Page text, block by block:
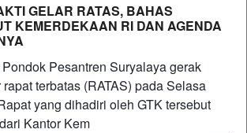
GELAR RATAS, BAHAS
KEMERDEKAAN RI DAN AGENDA
Pesantren Suryalaya gerak
terbatas (RATAS) pada Selasa
yang dihadiri oleh GTK tersebut
Kantor Kem